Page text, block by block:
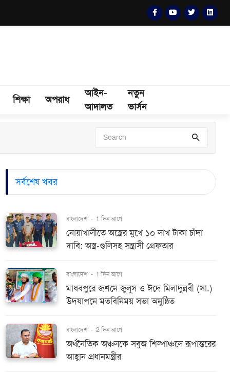
শিক্ষা অপরাধ
আইন-
আদালত
নতুন
ভার্সন
সর্বশেষ খবর
বাংলাদেশ - 1 দিন আগে
নোয়াখালীতে অস্ত্রের মুখে ১০ লাখ টাকা চাঁদা
দাবি: অস্ত্র-গুলিসহ সন্ত্রাসী গ্রেফতার
বাংলাদেশ - 1 দিন আগে
মাধবপুরে জশনে জুলুস ও ঈদে মিলাদুন্নবী (সা.)
উদযাপনে মতবিনিময় সভা অনুষ্ঠিত
বাংলাদেশ - 2 দিন আগে
অর্থনৈতিক অঞ্চলকে সবুজ শিল্পাঞ্চলে রূপান্তরের
আহ্বান প্রধানমন্ত্রীর